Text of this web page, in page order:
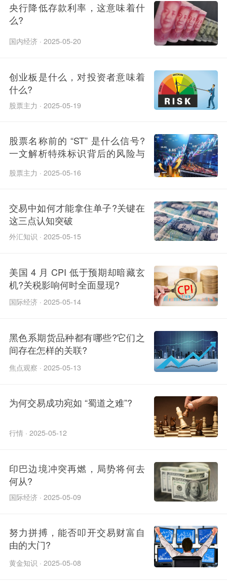
央行降低存款利率，这意味着什
么?
国内经济 · 2025-05-20
创业板是什么，对投资者意味着
什么?
股票主力 · 2025-05-19
股票名称前的 “ST” 是什么信号?
一文解析特殊标识背后的风险与
股票主力 · 2025-05-16
交易中如何才能拿住单子?关键在
这三点认知突破
外汇知识 · 2025-05-15
美国 4 月 CPI 低于预期却暗藏玄
机?关税影响何时全面显现?
国际经济 · 2025-05-14
黑色系期货品种都有哪些?它们之
间存在怎样的关联?
焦点观察 · 2025-05-13
为何交易成功宛如 “蜀道之难”?
行情 · 2025-05-12
印巴边境冲突再燃，局势将何去
何从?
国际经济 · 2025-05-09
努力拼搏，能否叩开交易财富自
由的大门?
黄金知识 · 2025-05-08